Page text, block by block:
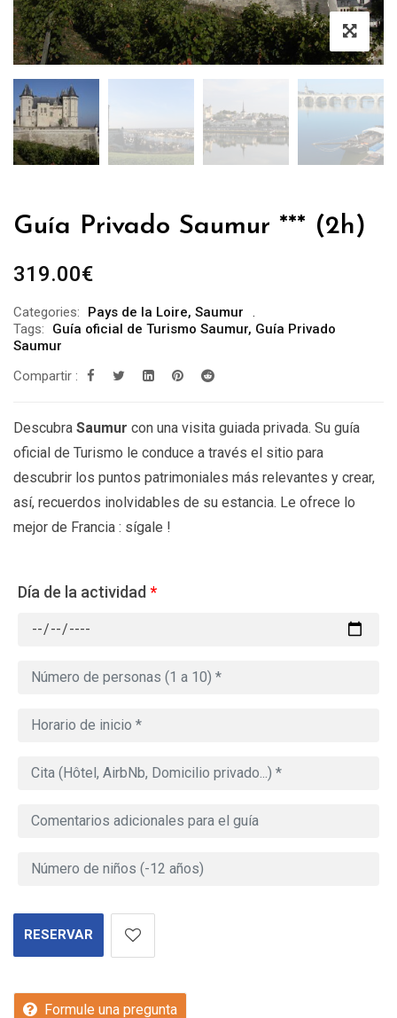
Guía Privado Saumur *** (2h)
319.00€
Categories: Pays de la Loire, Saumur
Tags:
Guía oficial de Turismo Saumur, Guía Privado
Saumur
Compartir :
Descubra Saumur con una visita guiada privada. Su guía
oficial de Turismo le conduce a través el sitio para
descubrir los puntos patrimoniales más relevantes y crear,
así, recuerdos inolvidables de su estancia. Le ofrece lo
mejor de Francia : sígale !
Día de la actividad*
RESERVAR
Formule una pregunta